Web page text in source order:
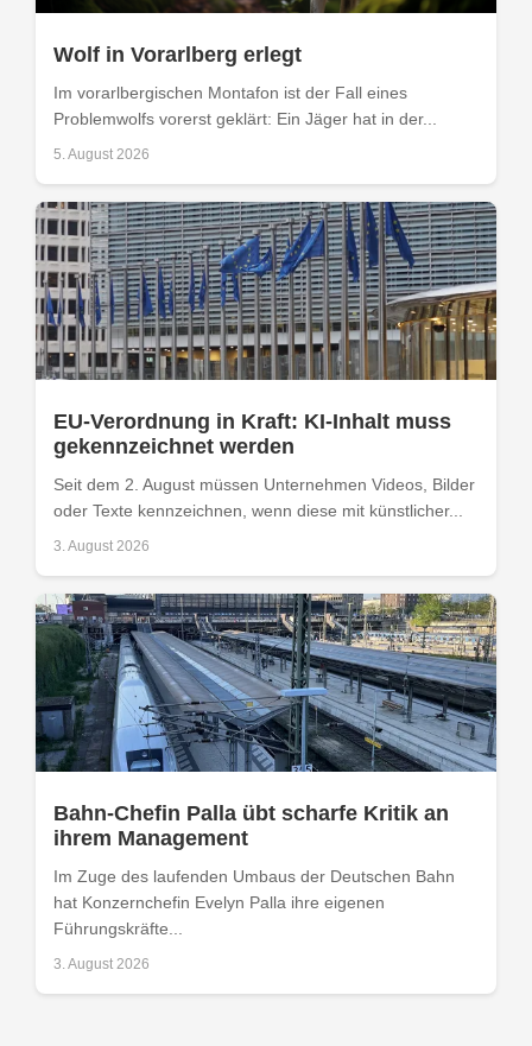
Wolf in Vorarlberg erlegt
Im vorarlbergischen Montafon ist der Fall eines
Problemwolfs vorerst geklärt: Ein Jäger hat in der...
5. August 2026
EU-Verordnung in Kraft: KI-Inhalt muss
gekennzeichnet werden
Seit dem 2. August müssen Unternehmen Videos, Bilder
oder Texte kennzeichnen, wenn diese mit künstlicher...
3. August 2026
Bahn-Chefin Palla übt scharfe Kritik an
ihrem Management
Im Zuge des laufenden Umbaus der Deutschen Bahn
hat Konzernchefin Evelyn Palla ihre eigenen
Führungskräfte...
3. August 2026